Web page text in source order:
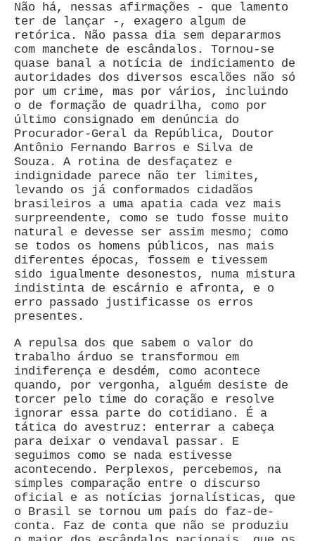
Não há, nessas afirmações - que lamento
ter de lançar -, exagero algum de
retórica. Não passa dia sem depararmos
com manchete de escândalos. Tornou-se
quase banal a notícia de indiciamento de
autoridades dos diversos escalões não só
por um crime, mas por vários, incluindo
o de formação de quadrilha, como por
último consignado em denúncia do
Procurador-Geral da República, Doutor
Antônio Fernando Barros e Silva de
Souza. A rotina de desfaçatez e
indignidade parece não ter limites,
levando os já conformados cidadãos
brasileiros a uma apatia cada vez mais
surpreendente, como se tudo fosse muito
natural e devesse ser assim mesmo; como
se todos os homens públicos, nas mais
diferentes épocas, fossem e tivessem
sido igualmente desonestos, numa mistura
indistinta de escárnio e afronta, e o
erro passado justificasse os erros
presentes.
A repulsa dos que sabem o valor do
trabalho árduo se transformou em
indiferença e desdém, como acontece
quando, por vergonha, alguém desiste de
torcer pelo time do coração e resolve
ignorar essa parte do cotidiano. É a
tática do avestruz: enterrar a cabeça
para deixar o vendaval passar. E
seguimos como se nada estivesse
acontecendo. Perplexos, percebemos, na
simples comparação entre o discurso
oficial e as notícias jornalísticas, que
o Brasil se tornou um país do faz-de-
conta. Faz de conta que não se produziu